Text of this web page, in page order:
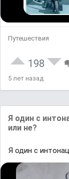
Путешествия
198
5 лет назад
Я один с
или не?
Я один с